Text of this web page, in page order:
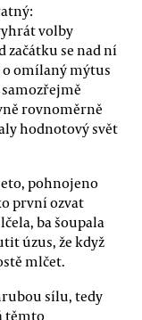
volby
začátku se nad ní
omílaný mýtus
rovnoměrně
hodnotový svět
pohnojeno
první ozvat
ba šoupala
úzus, že když
mlčet.
sílu, tedy
těmto